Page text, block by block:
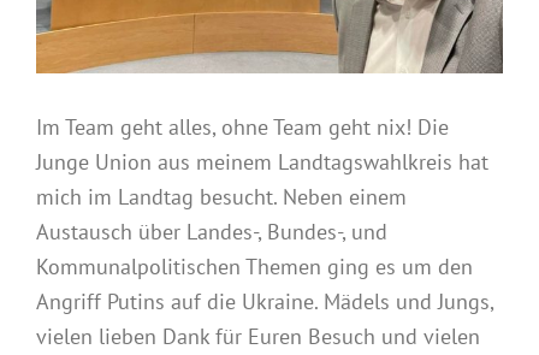
Im Team geht alles, ohne Team geht nix! Die
Junge Union aus meinem Landtagswahlkreis hat
mich im Landtag besucht. Neben einem
Austausch über Landes-, Bundes-, und
Kommunalpolitischen Themen ging es um den
Angriff Putins auf die Ukraine. Mädels und Jungs,
vielen lieben Dank für Euren Besuch und vielen